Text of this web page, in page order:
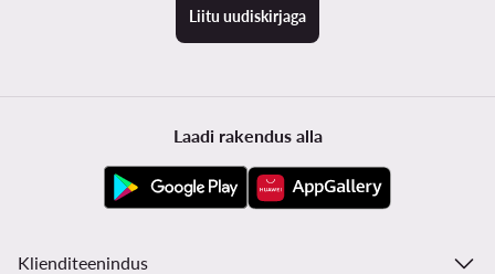
Liitu uudiskirjaga
Laadi rakendus alla
Klienditeenindus